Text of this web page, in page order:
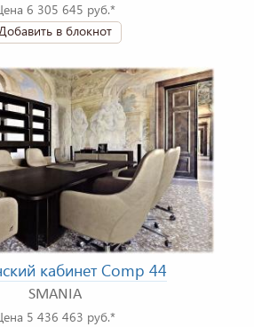
6 305 645 руб.*
в блокнот
кабинет Comp 44
SMANIA
5 436 463 руб.*